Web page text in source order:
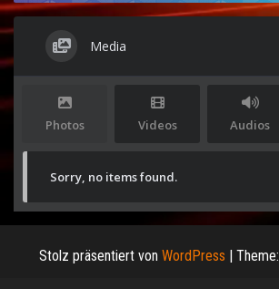
Media
Photos Videos Audios
Sorry, no items found.
Stolz präsentiert von WordPress | Theme: